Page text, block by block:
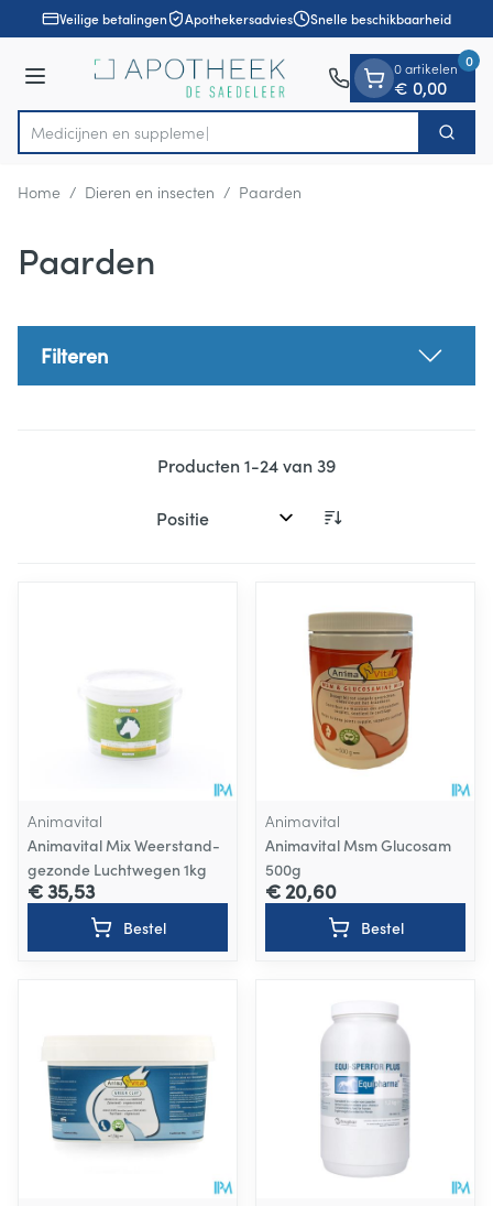
Ga naar de inhoud
1 van 1Veilige betalingen Apothekersadvies Snelle beschikbaarheid
Menu
Product, merk, categorie...
Med Zoek
0 artikelen
€ 0,00
0
Home / Dieren en insecten / Paarden
Paarden
Filteren
Producten1-24van39
Sorteer op:
Animavital
Animavital Mix Weerstand-
gezonde Luchtwegen 1kg
€ 35,53
Bestel
Animavital
Animavital Msm Glucosam
500g
€ 20,60
Bestel